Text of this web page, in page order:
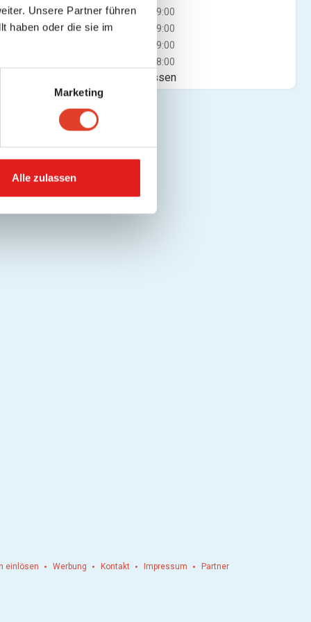
Unsere Partner führen
haben oder die sie im
Marketing
Alle zulassen
Mi
10:00 - 19:00
Do
10:00 - 19:00
10:00 - 19:00
10:00 - 18:00
Jetzt geschlossen
einlösen Werbung Kontakt Impressum Partner